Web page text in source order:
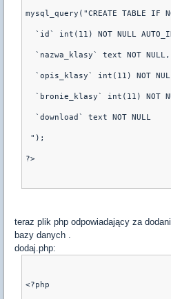
mysql_query("CREATE TABLE IF
`id` int(11) NOT NULL
  `nazwa_klasy` text NOT NULL,
`opis_klasy` int(11) NOT
`bronie_klasy` int(11) NOT
  `download` text NOT NULL
");
?>
teraz plik php odpowiadający za
bazy danych .
dodaj.php:
<?php